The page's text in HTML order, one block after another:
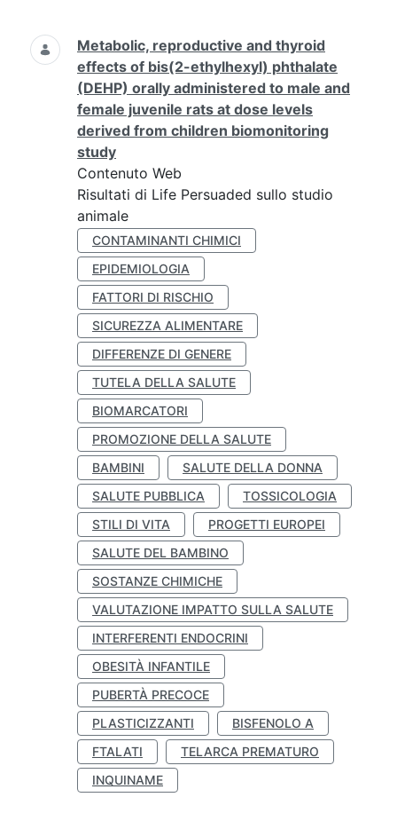
Ricerca
Metabolic, reproductive and thyroid
effects of bis(2-ethylhexyl) phthalate
(DEHP) orally administered to male and
female juvenile rats at dose levels
derived from children biomonitoring
study
Contenuto Web
Risultati di Life Persuaded sullo studio
animale
CONTAMINANTI CHIMICI
EPIDEMIOLOGIA
FATTORI DI RISCHIO
SICUREZZA ALIMENTARE
DIFFERENZE DI GENERE
TUTELA DELLA SALUTE
BIOMARCATORI
PROMOZIONE DELLA SALUTE
BAMBINI
SALUTE DELLA DONNA
SALUTE PUBBLICA
TOSSICOLOGIA
STILI DI VITA
PROGETTI EUROPEI
SALUTE DEL BAMBINO
SOSTANZE CHIMICHE
VALUTAZIONE IMPATTO SULLA SALUTE
INTERFERENTI ENDOCRINI
OBESITÀ INFANTILE
PUBERTÀ PRECOCE
PLASTICIZZANTI
BISFENOLO A
FTALATI
TELARCA PREMATURO
INQUINAME